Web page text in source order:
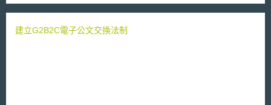
製權之侵害。訓練過程可能使模型權重包含著作權作品，而若第三方複製了
權[6]。若模型能在未經外部輸入之情形下產出與訓練範例相似之內容時，表
歐洲技術領先地位。隨著歐洲半導體專家小組開始研究監控與盤點架構，調
對於患者健康的保障，歐盟執委會(European Commission)於2012年提出
Parliament and of the Council on medical devices)，並包括對2001/83號
建立G2B2C電子公文交換法制